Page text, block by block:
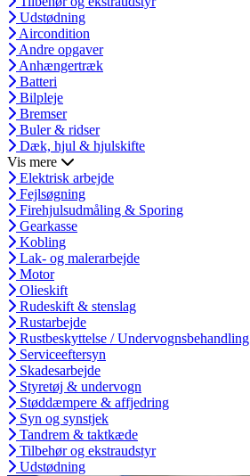
Udstødning
Aircondition
Andre opgaver
Anhængertræk
Batteri
Bilpleje
Bremser
Buler & ridser
Dæk, hjul & hjulskifte
Vis mere
Elektrisk arbejde
Fejlsøgning
Firehjulsudmåling & Sporing
Gearkasse
Kobling
Lak- og malerarbejde
Motor
Olieskift
Rudeskift & stenslag
Rustarbejde
Rustbeskyttelse / Undervognsbehandling
Serviceeftersyn
Skadesarbejde
Styretøj & undervogn
Støddæmpere & affjedring
Syn og synstjek
Tandrem & taktkæde
Tilbehør og ekstraudstyr
Udstødning